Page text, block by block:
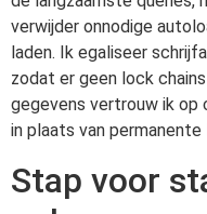
verwijder onnodige
laden. Ik egaliseer
zodat er geen lock
gegevens vertrouw ik op
in plaats van permanente
Stap voor